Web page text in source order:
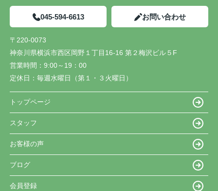
045-594-6613 お問い合わせ
〒220-0073
神奈川県横浜市西区岡野１丁目16-16 第２梅沢ビル５F
営業時間： 9:00～19：00
定休日： 毎週水曜日（第１・３火曜日）
トップページ
スタッフ
お客様の声
ブログ
会員登録